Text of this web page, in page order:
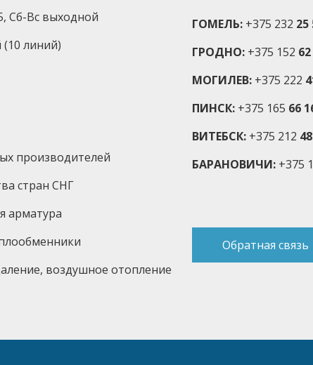
Сб-Вс выходной
линий)
производителей
стран СНГ
арматура
воздушное отопление
ГОМЕЛЬ: +375 232 25
ГРОДНО: +375 152
МОГИЛЕВ: +375 222
ПИНСК: +375 165 66
ВИТЕБСК: +375 212
БАРАНОВИЧИ: +375
Обратная связь